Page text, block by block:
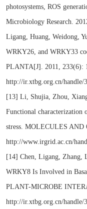
photosystems, ROS
Microbiology Research.
Ligang, Huang, Weidong,
WRKY26, and WRKY33
PLANTA[J]. 2011, 233(6):
http://ir.xtbg.org.cn/handle/
[13] Li, Shujia, Zhou,
Functional characterization
stress. MOLECULES
http://www.irgrid.ac.cn/
[14] Chen, Ligang, Zhang,
WRKY8 Is Involved in
PLANT-MICROBE
http://ir.xtbg.org.cn/handle/